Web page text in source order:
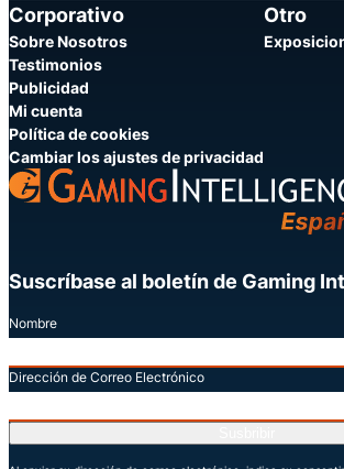
Corporativo
Sobre Nosotros
Testimonios
Publicidad
Mi cuenta
Política de cookies
Cambiar los ajustes de privacidad
Otro
Suscríbase al boletín de Gaming
Nombre
Dirección de Correo Electrónico